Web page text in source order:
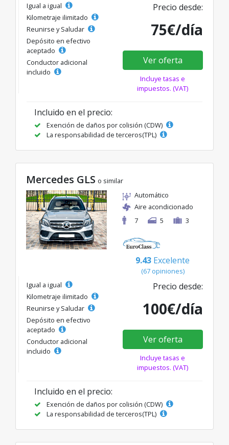
Igual a igual
Kilometraje ilimitado
Reunirse y Saludar
Depósito en efectivo
aceptado
Conductor adicional
incluido
Precio desde:
75€/día
Ver oferta
Incluye tasas e
impuestos. (VAT)
Incluido en el precio:
Exención de daños por colisión (CDW)
La responsabilidad de terceros(TPL)
Mercedes GLS o similar
Automático
Aire acondicionado
7
5 3
9.43 Excelente
(67 opiniones)
Igual a igual
Kilometraje ilimitado
Reunirse y Saludar
Depósito en efectivo
aceptado
Conductor adicional
incluido
Precio desde:
100€/día
Ver oferta
Incluye tasas e
impuestos. (VAT)
Incluido en el precio:
Exención de daños por colisión (CDW)
La responsabilidad de terceros(TPL)